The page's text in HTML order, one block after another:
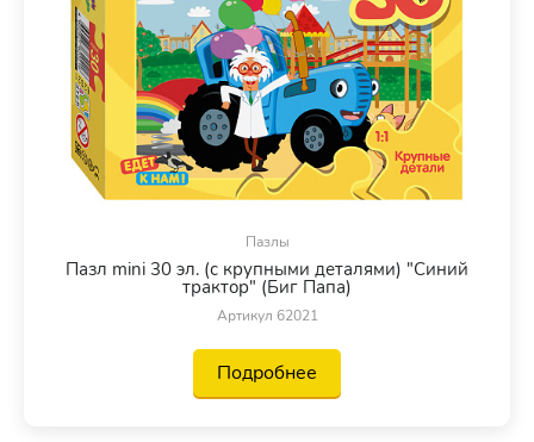
Пазлы
Пазл mini 30 эл. (с крупными деталями) "Синий
трактор" (Биг Папа)
Артикул 62021
Подробнее